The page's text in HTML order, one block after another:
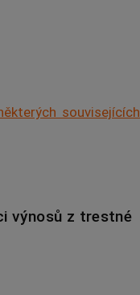
souvisejících
výnosů z trestné